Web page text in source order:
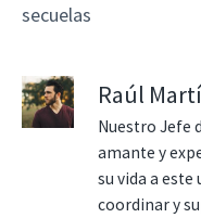
secuelas
Raúl
Nuestro Jefe
amante y
su vida a este
coordinar y